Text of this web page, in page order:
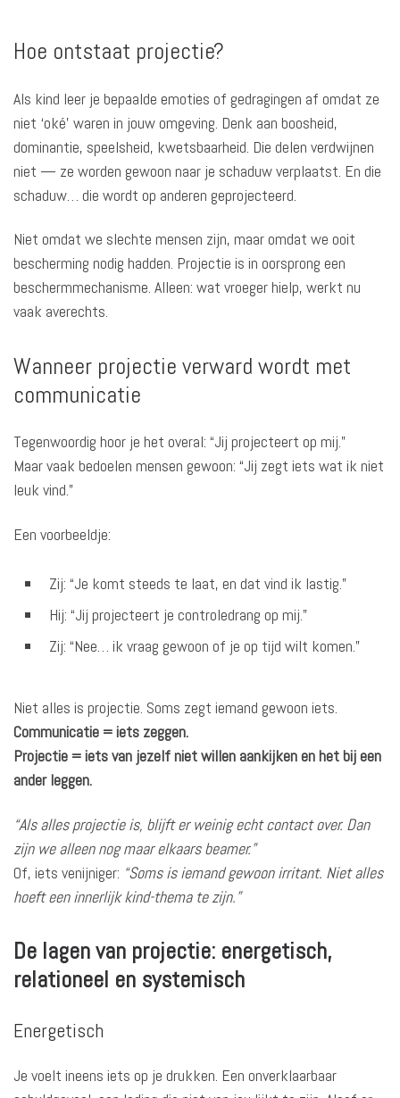
Hoe ontstaat projectie?
Als kind leer je bepaalde emoties of gedragingen af omdat ze
niet ‘oké’ waren in jouw omgeving. Denk aan boosheid,
dominantie, speelsheid, kwetsbaarheid. Die delen verdwijnen
niet — ze worden gewoon naar je schaduw verplaatst. En die
schaduw… die wordt op anderen geprojecteerd.
Niet omdat we slechte mensen zijn, maar omdat we ooit
bescherming nodig hadden. Projectie is in oorsprong een
beschermmechanisme. Alleen: wat vroeger hielp, werkt nu
vaak averechts.
Wanneer projectie verward wordt met
communicatie
Tegenwoordig hoor je het overal: “Jij projecteert op mij.”
Maar vaak bedoelen mensen gewoon: “Jij zegt iets wat ik niet
leuk vind.”
Een voorbeeldje:
Zij: “Je komt steeds te laat, en dat vind ik lastig.”
Hij: “Jij projecteert je controledrang op mij.”
Zij: “Nee… ik vraag gewoon of je op tijd wilt komen.”
Niet alles is projectie. Soms zegt iemand gewoon iets.
Communicatie = iets zeggen.
Projectie = iets van jezelf niet willen aankijken en het bij een
ander leggen.
“Als alles projectie is, blijft er weinig echt contact over. Dan
zijn we alleen nog maar elkaars beamer.”
Of, iets venijniger: “Soms is iemand gewoon irritant. Niet alles
hoeft een innerlijk kind-thema te zijn.”
De lagen van projectie: energetisch,
relationeel en systemisch
Energetisch
Je voelt ineens iets op je drukken. Een onverklaarbaar